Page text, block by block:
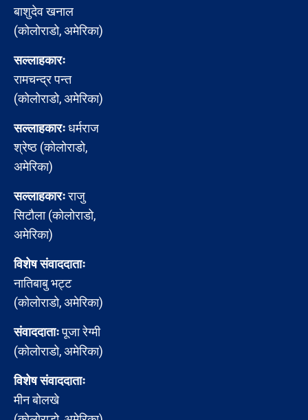
बाशुदेव खनाल
(कोलोराडो, अमेरिका)
सल्लाहकारः
रामचन्द्र पन्त
(कोलोराडो, अमेरिका)
सल्लाहकारःधर्मराज
श्रेष्ठ (कोलोराडो,
अमेरिका)
सल्लाहकारःराजु
सिटौला (कोलोराडो,
अमेरिका)
विशेष संवाददाताः
नातिबाबु भट्ट
(कोलोराडो, अमेरिका)
संवाददाताःपूजा रेग्मी
(कोलोराडो, अमेरिका)
विशेष संवाददाताः
मीन बोलखे